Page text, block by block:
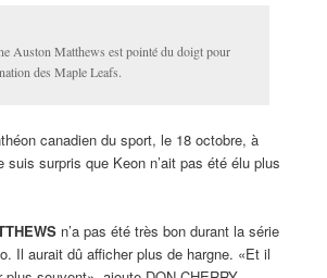
Auston Matthews est pointé du doigt pour
des Maple Leafs.
canadien du sport, le 18 octobre, à
suis surpris que Keon n’ait pas été élu plus
n’a pas été très bon durant la série
Il aurait dû afficher plus de hargne. «Et il